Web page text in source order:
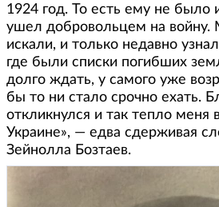
1924 год. То есть ему не было
ушел добровольцем на войну.
искали, и только недавно
где были списки погибших
долго ждать, у самого уже
бы то ни стало срочно ехать.
откликнулся и так тепло меня
Украине», — едва сдерживая
Зейнолла Бозтаев.